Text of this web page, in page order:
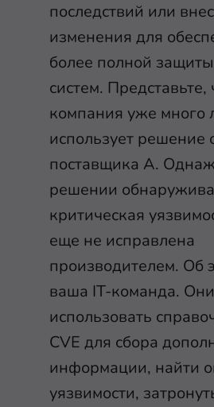
последствий или
изменения для
более полной
систем. Представьте,
компания уже много
использует решение
поставщика А.
решении
критическая
еще не исправлена
производителем. Об
ваша IT-команда.
использовать
CVE для сбора
информации, найти
уязвимости,